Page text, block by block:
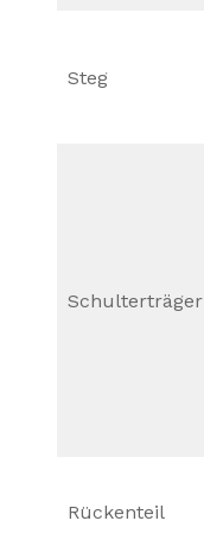
Steg
Schulterträger
Rückenteil